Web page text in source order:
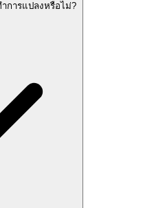
การแปลงหรือไม่?